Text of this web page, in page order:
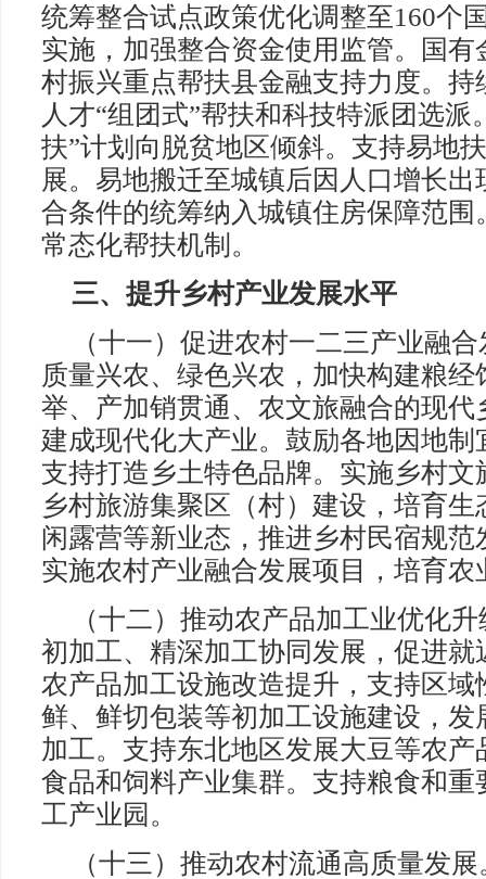
统筹整合试点政策优化调整至160个
实施，加强整合资金使用监管。国
村振兴重点帮扶县金融支持力度。
人才“组团式”帮扶和科技特派团选派
扶”计划向脱贫地区倾斜。支持易地
展。易地搬迁至城镇后因人口增长
合条件的统筹纳入城镇住房保障范
常态化帮扶机制。
三、提升乡村产业发展水平
（十一）促进农村一二三产业融
质量兴农、绿色兴农，加快构建粮
举、产加销贯通、农文旅融合的现
建成现代化大产业。鼓励各地因地
支持打造乡土特色品牌。实施乡村
乡村旅游集聚区（村）建设，培育
闲露营等新业态，推进乡村民宿规
实施农村产业融合发展项目，培育农
（十二）推动农产品加工业优化
初加工、精深加工协同发展，促进
农产品加工设施改造提升，支持区
鲜、鲜切包装等初加工设施建设，
加工。支持东北地区发展大豆等农
食品和饲料产业集群。支持粮食和
工产业园。
（十三）推动农村流通高质量发